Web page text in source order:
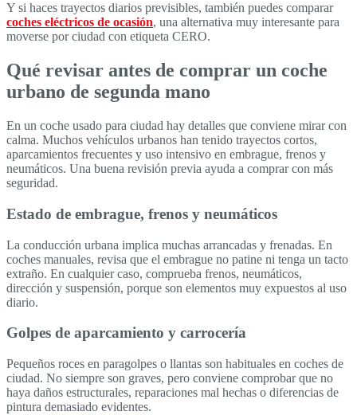
Y si haces trayectos diarios previsibles, también puedes comparar
coches eléctricos de ocasión, una alternativa muy interesante para
moverse por ciudad con etiqueta CERO.
Qué revisar antes de comprar un coche
urbano de segunda mano
En un coche usado para ciudad hay detalles que conviene mirar con
calma. Muchos vehículos urbanos han tenido trayectos cortos,
aparcamientos frecuentes y uso intensivo en embrague, frenos y
neumáticos. Una buena revisión previa ayuda a comprar con más
seguridad.
Estado de embrague, frenos y neumáticos
La conducción urbana implica muchas arrancadas y frenadas. En
coches manuales, revisa que el embrague no patine ni tenga un tacto
extraño. En cualquier caso, comprueba frenos, neumáticos,
dirección y suspensión, porque son elementos muy expuestos al uso
diario.
Golpes de aparcamiento y carrocería
Pequeños roces en paragolpes o llantas son habituales en coches de
ciudad. No siempre son graves, pero conviene comprobar que no
haya daños estructurales, reparaciones mal hechas o diferencias de
pintura demasiado evidentes.